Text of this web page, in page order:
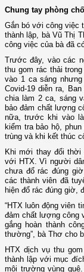
Chung tay phòng
Gắn bó với công việc
thành lập, bà Vũ Thị
công việc của bà đã
Trước đây, vào các
thu gom rác thải
vào 1 ca sáng
Covid-19 diễn ra,
chia làm 2 ca, sáng
bảo đảm chất lượng
nữa, trước khi vào
kiểm tra bảo hộ,
trùng và khi kết thúc
Khi mới thay đổi thời
với HTX. Vì người
chưa đổ rác đúng
các thành viên đã
hiện đổ rác đúng giờ,
“HTX luôn động viên
đảm chất lượng công
gắng hoàn thành
thường”, bà Thơ cho
HTX dịch vụ thu
thành lập với mục
môi trường vùng